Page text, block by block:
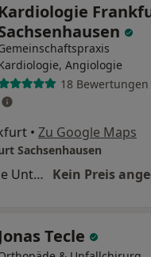
Kardiologie
Angiologie
18 Bewertungen
• Zu Google Maps
Sachsenhausen
Sportmedizinische Untersuchung Kein Preis
Tecle